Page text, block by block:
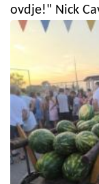
ovdje!" Nick